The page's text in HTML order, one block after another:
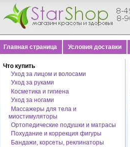
Главная страница Условия доставки
Что купить
Уход за лицом и волосами
Уход за руками
Косметика и гигиена
Уход за ногами
Массажеры для тела и
миостимуляторы
Ортопедические подушки и матрасы
Похудание и коррекция фигуры
Бандажи, корсеты, реклинаторы